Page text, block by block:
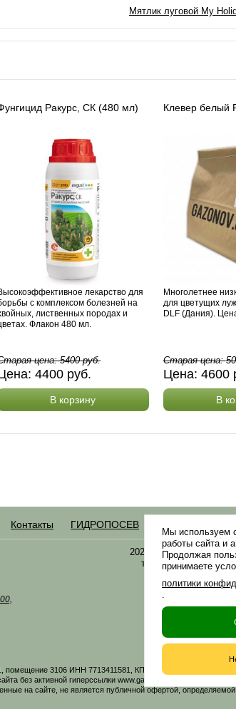
Мятлик луговой My
Ракурс, СК (480 мл)
лекарство для
с комплексом болезней на
лиственных породах и
Флакон 480 мл.
цена:5400руб.
4400 руб.
В корзину
Клевер белый
Многолетнее
для цветущих
DLF (Дания).
Старая цена:
Цена: 4600
В
Контакты ГИДРОПОСЕВ
2021-2026 © «Газонная
трав: выбор
3106 ИНН 7713411581, КПП 771301001 ОГРН
активной гиперссылки www.gazonov.com. Данный сайт и
на сайте, не является публичной офертой,
Мы используем
работы сайта и
Продолжая
принимаете
политики
.